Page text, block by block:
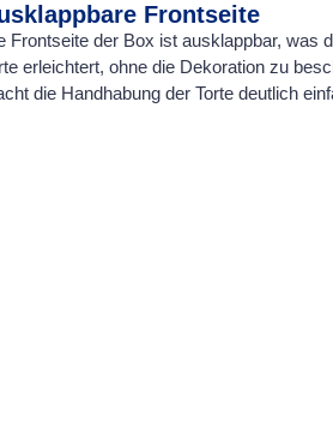
Frontseite
Frontseite der Box ist ausklappbar, was
erleichtert, ohne die Dekoration zu
die Handhabung der Torte deutlich